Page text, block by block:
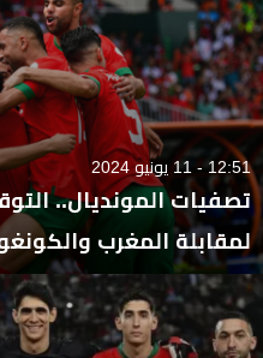
12:51 - 11 يونيو 2024
تصفيات المونديال..
لمقابلة المغرب